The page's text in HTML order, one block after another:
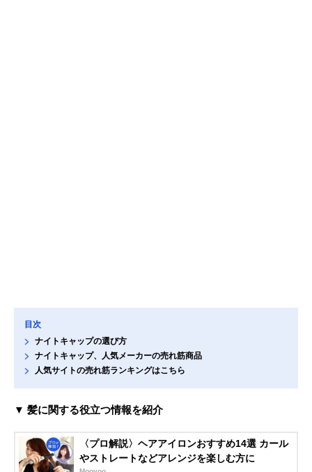
目次
ナイトキャップの選び方
ナイトキャップ、人気メーカーの売れ筋商品
人気サイトの売れ筋ランキングはこちら
▼ 髪に関する役立つ情報を紹介
〈プロ解説〉ヘアアイロンおすすめ14選 カール
やストレートなどアレンジを楽しむ方に